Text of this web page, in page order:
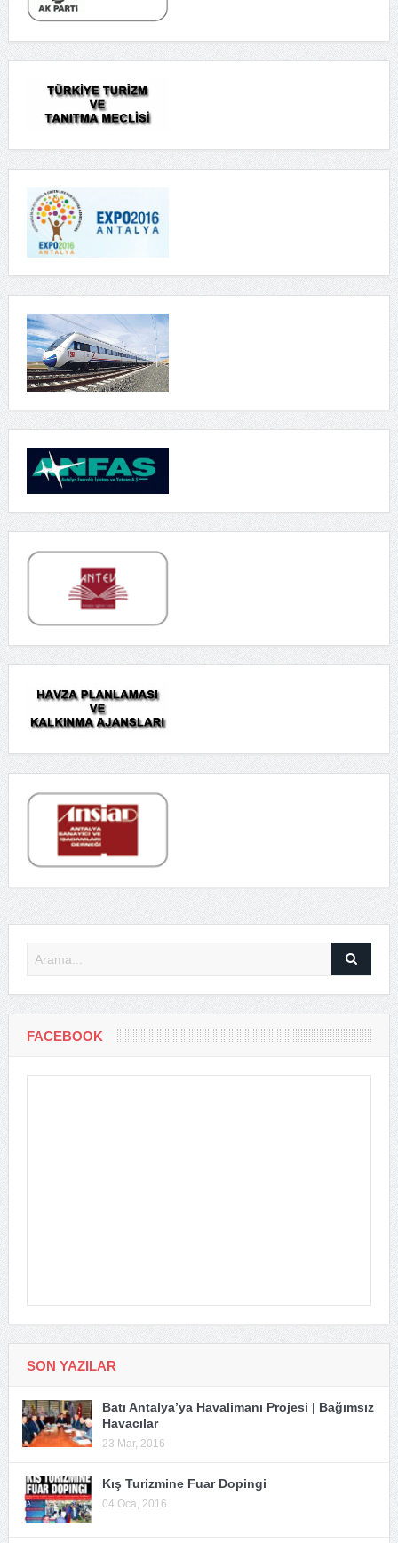
FACEBOOK
SON YAZILAR
Batı Antalya’ya Havalimanı Projesi | Bağımsız
Havacılar
23 Mar, 2016
Kış Turizmine Fuar Dopingi
04 Oca, 2016